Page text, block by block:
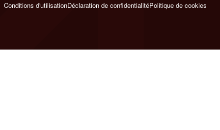
Conditions d'utilisationDéclaration de confidentialitéPolitique de cookies